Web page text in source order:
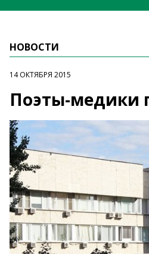
НОВОСТИ
14 ОКТЯБРЯ 2015
Поэты-медики